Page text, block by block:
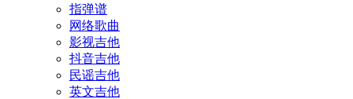
指弹谱
网络歌曲
影视吉他
抖音吉他
民谣吉他
英文吉他